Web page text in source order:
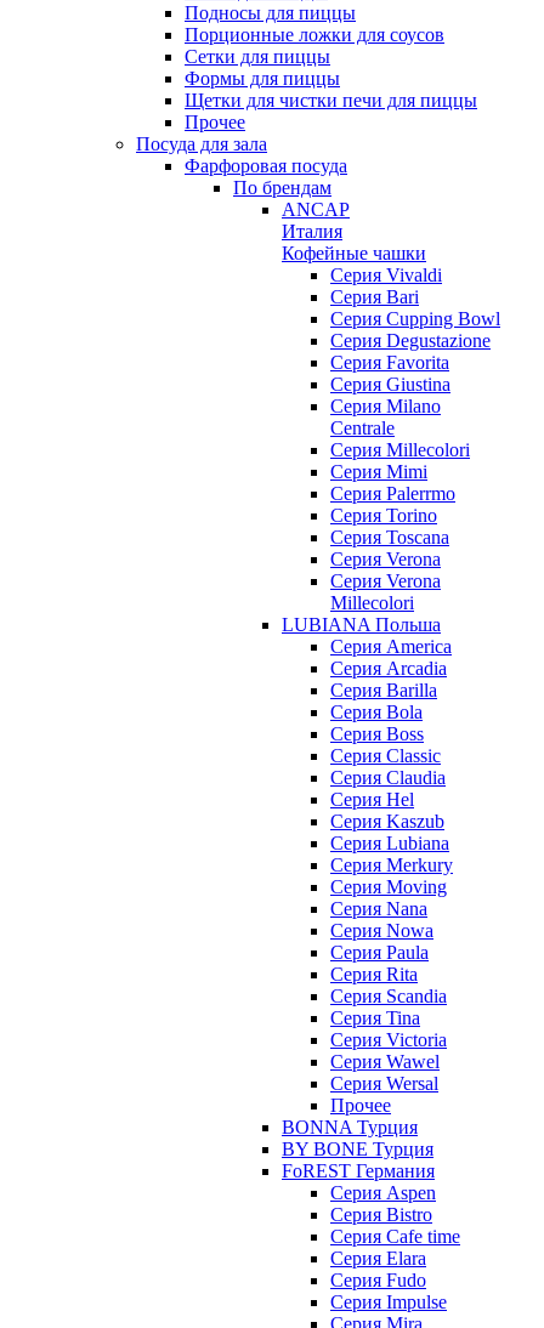
Подносы для пиццы
Порционные ложки для соусов
Сетки для пиццы
Формы для пиццы
Щетки для чистки печи для пиццы
Прочее
Посуда для зала
Фарфоровая посуда
По брендам
ANCAP
Италия
Кофейные чашки
Cерия Vivaldi
Серия Bari
Серия Cupping Bowl
Серия Degustazione
Серия Favorita
Серия Giustina
Серия Milano
Centrale
Серия Millecolori
Серия Mimi
Серия Palerrmo
Серия Torino
Серия Toscana
Серия Verona
Серия Verona
Millecolori
LUBIANA Польша
Серия America
Серия Arcadia
Серия Barilla
Серия Bola
Серия Boss
Серия Classic
Серия Claudia
Серия Hel
Серия Kaszub
Серия Lubiana
Серия Merkury
Серия Moving
Серия Nana
Серия Nowa
Серия Paula
Серия Rita
Серия Scandia
Серия Tina
Серия Victoria
Серия Wawel
Серия Wersal
Прочее
BONNA Турция
BY BONE Турция
FoREST Германия
Серия Aspen
Серия Bistro
Серия Cafe time
Серия Elara
Серия Fudo
Серия Impulse
Серия Mira